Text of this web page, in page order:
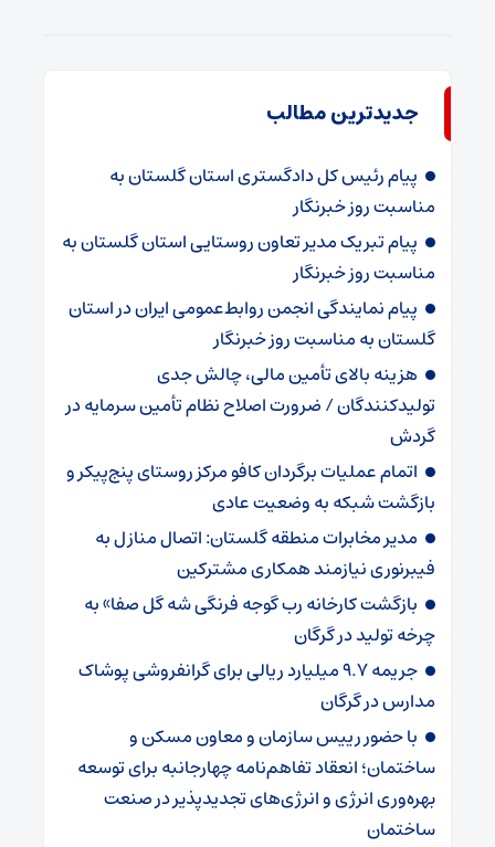
جدیدترین مطالب
پیام رئیس کل دادگستری استان گلستان به
مناسبت روز خبرنگار
پیام تبریک مدیر تعاون روستایی استان گلستان به
مناسبت روز خبرنگار
پیام نمایندگی انجمن روابط‌عمومی ایران در استان
گلستان به مناسبت روز خبرنگار
هزینه بالای تأمین مالی، چالش جدی
تولیدکنندگان / ضرورت اصلاح نظام تأمین سرمایه در
گردش
اتمام عملیات برگردان کافو مرکز روستای پنج‌پیکر و
بازگشت شبکه به وضعیت عادی
مدیر مخابرات منطقه گلستان: اتصال منازل به
فیبرنوری نیازمند همکاری مشترکین
بازگشت کارخانه رب گوجه فرنگی شه گل صفا» به
چرخه تولید در گرگان
جریمه ۹.۷ میلیارد ریالی برای گرانفروشی پوشاک
مدارس در گرگان
با حضور رییس سازمان و معاون مسکن و
ساختمان؛ انعقاد تفاهم‌نامه چهارجانبه برای توسعه
بهره‌وری انرژی و انرژی‌های تجدیدپذیر در صنعت
ساختمان